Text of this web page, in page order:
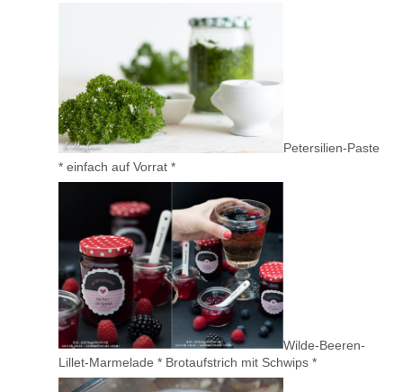
Petersilien-Paste
* einfach auf Vorrat *
Wilde-Beeren-
Lillet-Marmelade * Brotaufstrich mit Schwips *